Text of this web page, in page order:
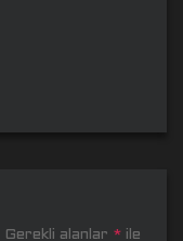
Gerekli alanlar * ile